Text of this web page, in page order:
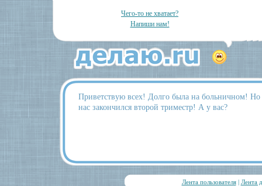
Чего-то не хватает?
Напиши нам!
Приветствую всех! Долго была на больничном! Но
нас закончился второй триместр! А у вас?
Лента пользователя| Лента